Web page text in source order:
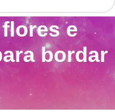
e
bordar
flores e Passarinhos